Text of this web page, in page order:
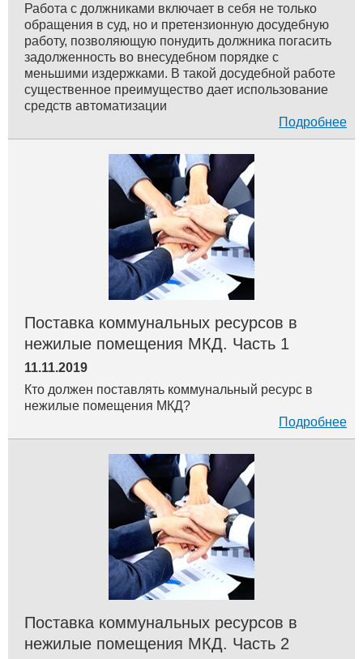
Работа с должниками включает в себя не только
обращения в суд, но и претензионную досудебную
работу, позволяющую понудить должника погасить
задолженность во внесудебном порядке с
меньшими издержками. В такой досудебной работе
существенное преимущество дает использование
средств автоматизации
Подробнее
Поставка коммунальных ресурсов в
нежилые помещения МКД. Часть 1
11.11.2019
Кто должен поставлять коммунальный ресурс в
нежилые помещения МКД?
Подробнее
Поставка коммунальных ресурсов в
нежилые помещения МКД. Часть 2